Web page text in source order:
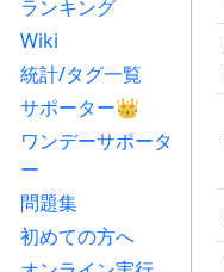
ランキング
Wiki
統計/タグ一覧
サポーター👑
ワンデーサポータ
ー
問題集
初めての方へ